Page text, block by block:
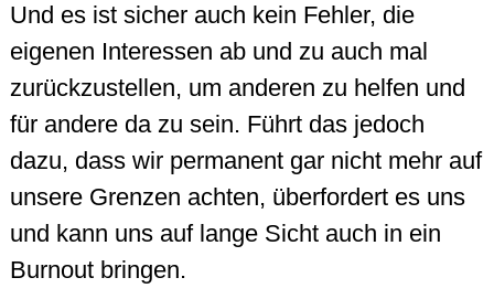
Und es ist sicher auch kein Fehler, die
eigenen Interessen ab und zu auch mal
zurückzustellen, um anderen zu helfen und
für andere da zu sein. Führt das jedoch
dazu, dass wir permanent gar nicht mehr auf
unsere Grenzen achten, überfordert es uns
und kann uns auf lange Sicht auch in ein
Burnout bringen.